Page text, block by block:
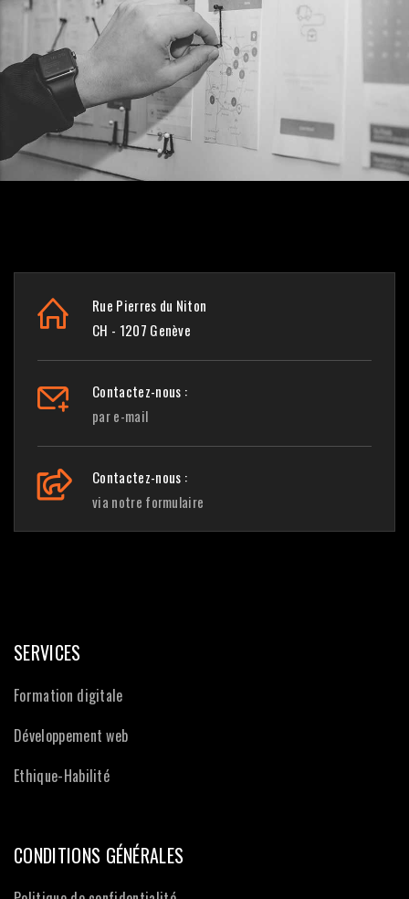
Rue Pierres du Niton
CH - 1207 Genève
Contactez-nous :
par e-mail
Contactez-nous :
via notre formulaire
SERVICES
Formation digitale
Développement web
Ethique-Habilité
CONDITIONS GÉNÉRALES